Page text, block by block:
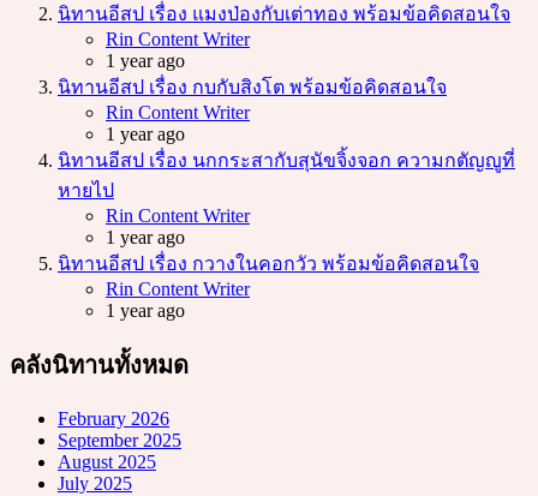
นิทานอีสป เรื่อง แมงป่องกับเต่าทอง พร้อมข้อคิดสอนใจ
Posted
Rin Content Writer
1 year ago
นิทานอีสป เรื่อง กบกับสิงโต พร้อมข้อคิดสอนใจ
Posted
Rin Content Writer
1 year ago
นิทานอีสป เรื่อง นกกระสากับสุนัขจิ้งจอก ความกตัญญูที่
หายไป
Posted
Rin Content Writer
1 year ago
นิทานอีสป เรื่อง กวางในคอกวัว พร้อมข้อคิดสอนใจ
Posted
Rin Content Writer
1 year ago
คลังนิทานทั้งหมด
February 2026
September 2025
August 2025
July 2025